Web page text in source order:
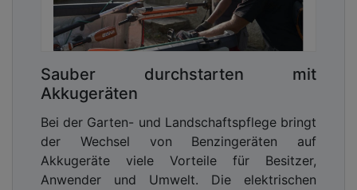
Sauber durchstarten mit
Akkugeräten
Bei der Garten- und Landschaftspflege bringt
der Wechsel von Benzingeräten auf
Akkugeräte viele Vorteile für Besitzer,
Anwender und Umwelt. Die elektrischen